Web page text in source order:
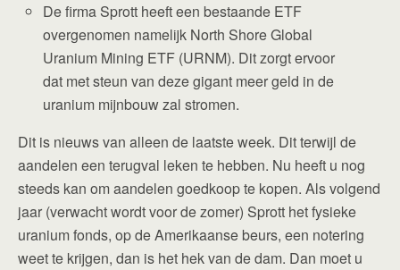
De firma Sprott heeft een bestaande ETF
overgenomen namelijk North Shore Global
Uranium Mining ETF (URNM). Dit zorgt ervoor
dat met steun van deze gigant meer geld in de
uranium mijnbouw zal stromen.
Dit is nieuws van alleen de laatste week. Dit terwijl de
aandelen een terugval leken te hebben. Nu heeft u nog
steeds kan om aandelen goedkoop te kopen. Als volgend
jaar (verwacht wordt voor de zomer) Sprott het fysieke
uranium fonds, op de Amerikaanse beurs, een notering
weet te krijgen, dan is het hek van de dam. Dan moet u